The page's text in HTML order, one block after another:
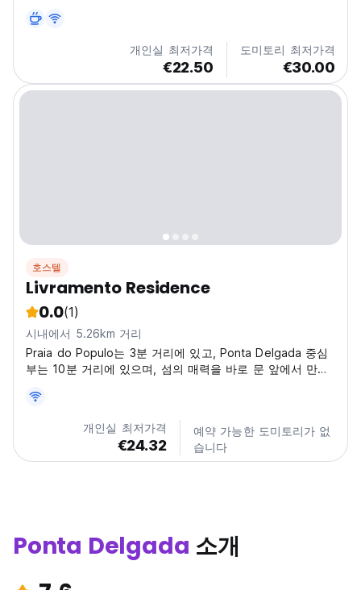
개인실 최저가격
€22.50
도미토리 최저가격
€30.00
호스텔
Livramento Residence
0.0(1)
시내에서 5.26km 거리
Praia do Populo는 3분 거리에 있고, Ponta Delgada 중심
부는 10분 거리에 있으며, 섬의 매력을 바로 문 앞에서 만나
개인실 최저가격
€24.32
예약 가능한 도미토리가 없
습니다
Ponta Delgada 소개